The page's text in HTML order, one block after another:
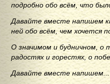
подробно обо всём, что
Давайте вместе напишем
ней обо всём, чем хочется
О значимом и будничном, о
радостях и горестях, о
Давайте вместе напишем...